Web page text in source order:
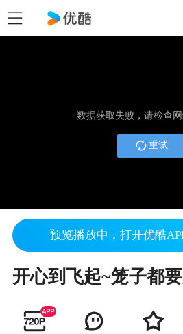
数据获取失败，请检查
重试
预览播放中，打开优酷